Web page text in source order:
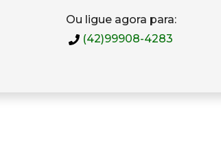
Ou ligue agora para:
(42)99908-4283